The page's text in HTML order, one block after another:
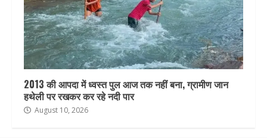
2013 की आपदा में ध्वस्त पुल आज तक नहीं बना, ग्रामीण जान
हथेली पर रखकर कर रहे नदी पार
August 10, 2026